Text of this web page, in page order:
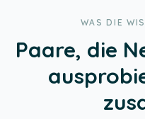
WAS DIE
Paare, die